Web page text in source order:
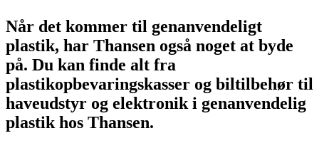
Når det kommer til genanvendeligt
plastik, har Thansen også noget at byde
på. Du kan finde alt fra
plastikopbevaringskasser og biltilbehør til
haveudstyr og elektronik i genanvendelig
plastik hos Thansen.